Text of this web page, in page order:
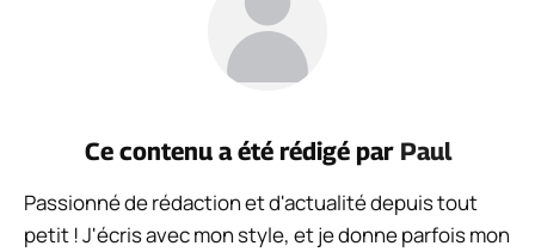
Ce contenu a été rédigé par Paul
Passionné de rédaction et d'actualité depuis tout
petit ! J'écris avec mon style, et je donne parfois mon